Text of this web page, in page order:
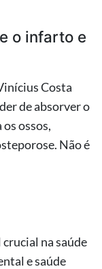
o infarto e
Costa
de absorver o
ossos,
Não é
na saúde
e saúde